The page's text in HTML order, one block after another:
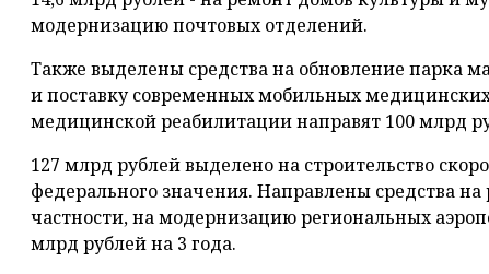
модернизацию почтовых отделений.
Также выделены средства на обновление
и поставку современных мобильных
медицинской реабилитации направят 100 млрд
127 млрд рублей выделено на строительство
федерального значения. Направлены средства
частности, на модернизацию региональных
млрд рублей на 3 года.